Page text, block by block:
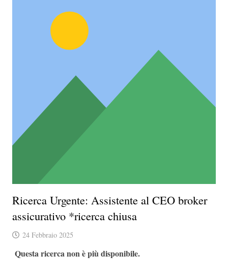
Ricerca Urgente: Assistente al CEO broker
assicurativo *ricerca chiusa
24 Febbraio 2025
Questa ricerca non è più disponibile.